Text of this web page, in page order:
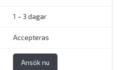
1 – 3 dagar
Accepteras
Ansök nu